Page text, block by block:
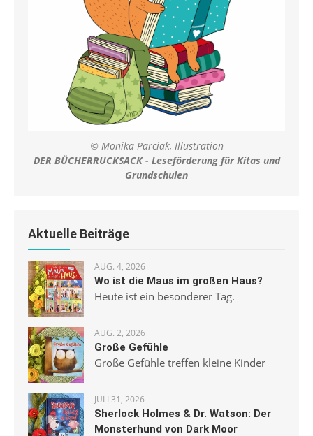
© Monika Parciak, Illustration
DER BÜCHERRUCKSACK - Leseförderung für Kitas und
Grundschulen
Aktuelle Beiträge
AUG. 4, 2026
Wo ist die Maus im großen Haus?
Heute ist ein besonderer Tag.
AUG. 2, 2026
Große Gefühle
Große Gefühle treffen kleine Kinder
JULI 31, 2026
Sherlock Holmes & Dr. Watson: Der
Monsterhund von Dark Moor